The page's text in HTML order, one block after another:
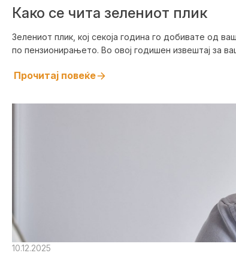
Како се чита зелениот плик
Зелениот плик, кој секоја година го добивате од
по пензионирањето. Во овој годишен извештај за
Прочитај повеќе
10.12.2025